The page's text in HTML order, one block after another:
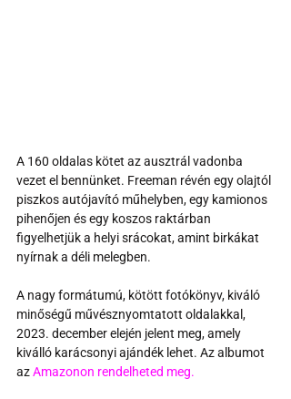
A 160 oldalas kötet az ausztrál vadonba
vezet el bennünket. Freeman révén egy olajtól
piszkos autójavító műhelyben, egy kamionos
pihenőjen és egy koszos raktárban
figyelhetjük a helyi srácokat, amint birkákat
nyírnak a déli melegben.
A nagy formátumú, kötött fotókönyv, kiváló
minőségű művésznyomtatott oldalakkal,
2023. december elején jelent meg, amely
kiválló karácsonyi ajándék lehet. Az albumot
az Amazonon rendelheted meg.